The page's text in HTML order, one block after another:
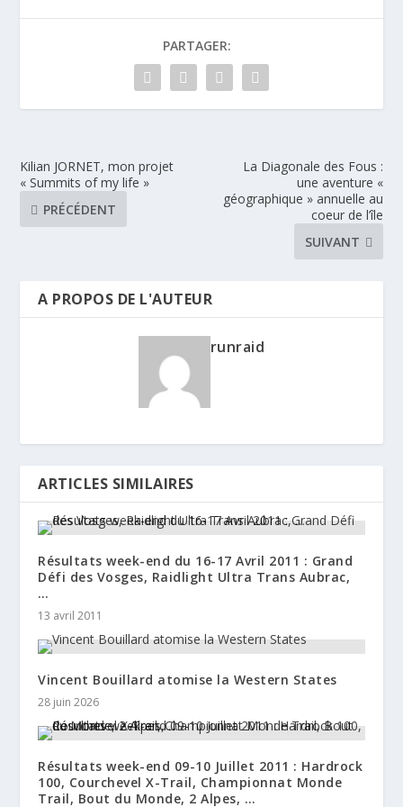
PARTAGER:
Kilian JORNET, mon projet
« Summits of my life »
PRÉCÉDENT
La Diagonale des Fous :
une aventure «
géographique » annuelle au
coeur de l’île
SUIVANT
A PROPOS DE L'AUTEUR
runraid
ARTICLES SIMILAIRES
Résultats week-end du 16-17 Avril 2011 : Grand
Défi des Vosges, Raidlight Ultra Trans Aubrac,
…
13 avril 2011
Vincent Bouillard atomise la Western States
28 juin 2026
Résultats week-end 09-10 Juillet 2011 : Hardrock
100, Courchevel X-Trail, Championnat Monde
Trail, Bout du Monde, 2 Alpes, …